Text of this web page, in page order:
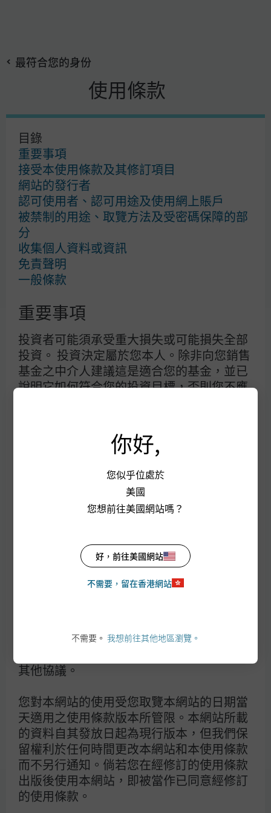
最符合您的身份
使用條款
目錄
重要事項
接受本使用條款及其修訂項目
網站的發行者
認可使用者、認可用途及使用網上賬戶
被禁制的用途、取覽方法及受密碼保障的部
分
收集個人資料或資訊
免責聲明
一般條款
重要事項
投資者可能須承受重大損失或可能損失全部
投資。 投資決定屬於您本人。除非向您銷售
基金之中介人建議這是適合您的基金，並已
說明它如何符合您的投資目標，否則您不應
接受本使用條款及其修訂項目
您繼續使用本網站前必須細閱下列資料。本
條款載述適用於本網站的部分法例和規則。
您凡取覽本網站及當中的任何網頁，即表示
已閱讀下列資料，並接受下述及另載於本網
條款及細則約束。倘若您不同意下列條款及
細則，請勿瀏覽本網站或當中的任何網頁。
本使用條款為您與摩根基金(亞洲)有限公司
使用本網站所提供的摩根基金(亞洲)有限公
其他協議。
您對本網站的使用受您取覽本網站的日期當
天適用之使用條款版本所管限。本網站所載
的資料自其發放日起為現行版本，但我們保
留權利於任何時間更改本網站和本使用條款
而不另行通知。倘若您在經修訂的使用條款
出版後使用本網站，即被當作已同意經修訂
的使用條款。
main
摩根資產管理
使用條款
私隱政策
Cookies 政策
投資盡職治理
自助服務區
電郵查詢:
辨公時間: 星期一至五 上午九時至晚上六時
此網站的資料僅供香港居民使用。如選擇閱覽本資料，即閣下
表明及保證閣下為香港居民，或閣下所屬司法地區的法律及規
例容許閣下閱覽這些資料，亦即閣下確認同意載於
https://am.jpmorgan.com/hk/之使用條款。投資涉及風
險。過去表現並不代表將來表現。特別是投資於新興市場及小
型企業的基金可能涉及較高風險，並通常較易受到價格變動所
你好,
您似乎位處於
美國
您想前往美國網站嗎？
好，前往美國網站
不需要，留在香港網站
不需要。 我想前往其他地區瀏覽。